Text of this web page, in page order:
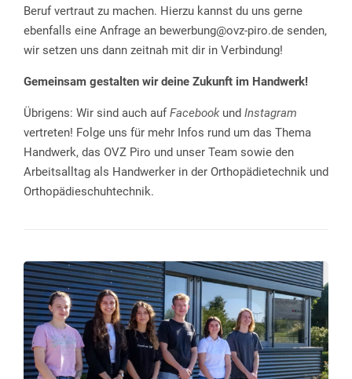
Beruf vertraut zu machen. Hierzu kannst du uns gerne
ebenfalls eine Anfrage an bewerbung@ovz-piro.de senden,
wir setzen uns dann zeitnah mit dir in Verbindung!
Gemeinsam gestalten wir deine Zukunft im Handwerk!
Übrigens: Wir sind auch aufFacebookund Instagram
vertreten! Folge uns für mehr Infos rund um das Thema
Handwerk, das OVZ Piro und unser Team sowie den
Arbeitsalltag als Handwerker in der Orthopädietechnik und
Orthopädieschuhtechnik.